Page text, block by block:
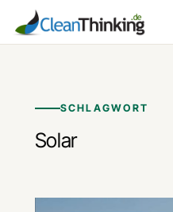
SCHLAGWORT
Solar